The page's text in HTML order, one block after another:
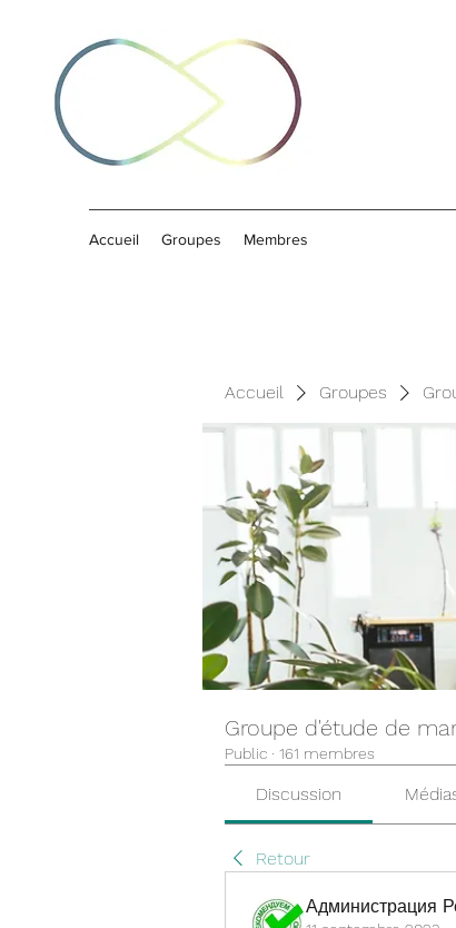
Accueil Groupes Membres
Accueil Groupes
Groupe d'étude de
Public · 161 membres
Discussion
Retour
Администрация